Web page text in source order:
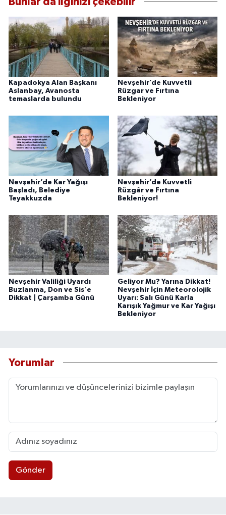
Kapadokya Alan Başkanı
Aslanbay, Avanosta
temaslarda bulundu
Nevşehir’de Kuvvetli
Rüzgar ve Fırtına
Bekleniyor
Nevşehir’de Kar Yağışı
Başladı, Belediye
Teyakkuzda
Nevşehir’de Kuvvetli
Rüzgâr ve Fırtına
Bekleniyor!
Nevşehir Valiliği Uyardı
Buzlanma, Don ve Sis'e
Dikkat | Çarşamba Günü
Geliyor Mu? Yarına Dikkat!
Nevşehir İçin Meteorolojik
Uyarı: Salı Günü Karla
Karışık Yağmur ve Kar Yağışı
Bekleniyor
Yorumlar
Gönder